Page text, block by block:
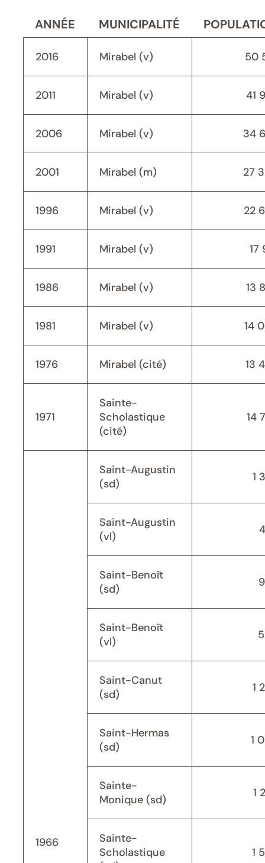
ANNÉE MUNICIPALITÉ
2016 Mirabel (v) 50
2011 Mirabel (v) 41
2006 Mirabel (v) 34
2001 Mirabel (m) 27
1996 Mirabel (v) 22
1991 Mirabel (v) 17
1986 Mirabel (v) 13
1981 Mirabel (v) 14
1976 Mirabel (cité) 13
1971
Sainte-
Scholastique
(cité)
14
1966
Saint-Augustin
(sd)
1
Saint-Augustin
(vl)
Saint-Benoît
(sd)
Saint-Benoît
(vl)
Saint-Canut
(sd)
1
Saint-Hermas
(sd)
1
Sainte-
Monique (sd)
1
Sainte-
Scholastique
1